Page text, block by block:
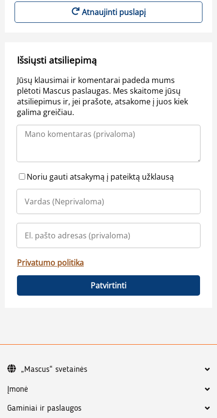
Atnaujinti puslapį
Išsiųsti atsiliepimą
Jūsų klausimai ir komentarai padeda mums
plėtoti Mascus paslaugas. Mes skaitome jūsų
atsiliepimus ir, jei prašote, atsakome į juos kiek
galima greičiau.
Noriu gauti atsakymą į pateiktą užklausą
Privatumo politika
Patvirtinti
Įmonė
Gaminiai ir paslaugos
„Mascus“ svetainės